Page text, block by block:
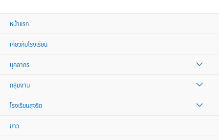
หน้าแรก
เกี่ยวกับโรงเรียน
บุคลากร
กลุ่มงาน
โรงเรียนสุจริต
ข่าว